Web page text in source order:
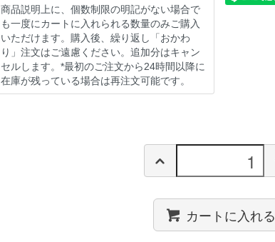
商品説明上に、個数制限の明記がない場合で
も一度にカートに入れられる数量のみご購入
いただけます。購入後、繰り返し「おかわ
り」注文はご遠慮ください。追加分はキャン
セルします。*最初のご注文から24時間以降に
在庫が残っている場合は再注文可能です。
カートに入れる